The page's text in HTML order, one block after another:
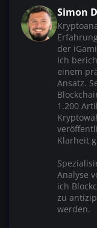
Simon
der
Ich
einem
Ansatz.
1.200
Klarheit
Analyse
ich
zu
werden.